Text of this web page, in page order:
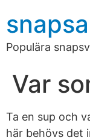
Populära
Var
Ta en sup och
här behövs det